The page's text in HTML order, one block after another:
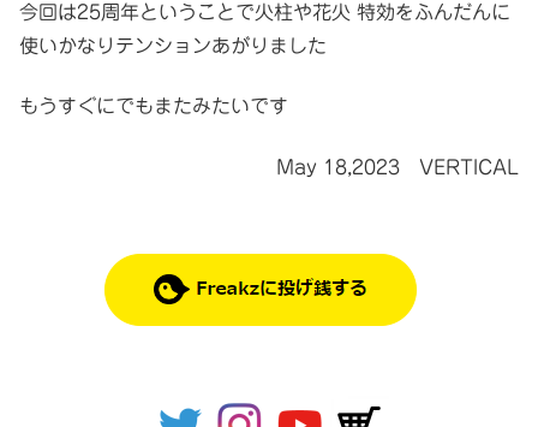
今回は25周年ということで火柱や花火 特効をふんだんに
使いかなりテンションあがりました
もうすぐにでもまたみたいです
May 18,2023 VERTICAL